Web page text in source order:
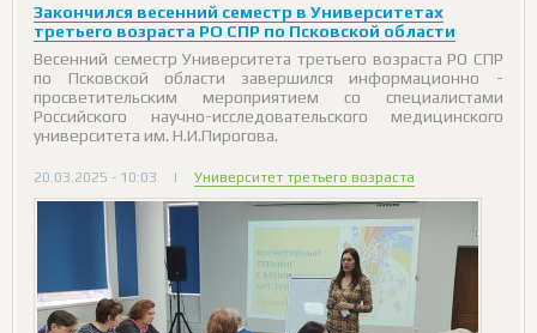
Закончился весенний семестр в Университетах
третьего возраста РО СПР по Псковской области
Весенний семестр Университета третьего возраста РО СПР
по Псковской области завершился информационно -
просветительским мероприятием со специалистами
Российского научно-исследовательского медицинского
университета им. Н.И.Пирогова.
20.03.2025 - 10:03 | Университет третьего возраста